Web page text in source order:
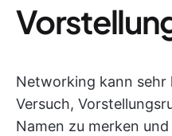
Networking kann sehr
Versuch,
Namen zu merken